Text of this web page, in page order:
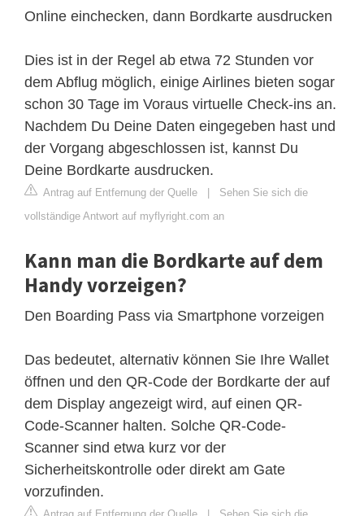
Online einchecken, dann Bordkarte ausdrucken
Dies ist in der Regel ab etwa 72 Stunden vor
dem Abflug möglich, einige Airlines bieten sogar
schon 30 Tage im Voraus virtuelle Check-ins an.
Nachdem Du Deine Daten eingegeben hast und
der Vorgang abgeschlossen ist, kannst Du
Deine Bordkarte ausdrucken.
Antrag auf Entfernung der Quelle
Sehen Sie sich die
vollständige Antwort auf myflyright.com an
Kann man die Bordkarte auf dem
Handy vorzeigen?
Den Boarding Pass via Smartphone vorzeigen
Das bedeutet, alternativ können Sie Ihre Wallet
öffnen und den QR-Code der Bordkarte der auf
dem Display angezeigt wird, auf einen QR-
Code-Scanner halten. Solche QR-Code-
Scanner sind etwa kurz vor der
Sicherheitskontrolle oder direkt am Gate
vorzufinden.